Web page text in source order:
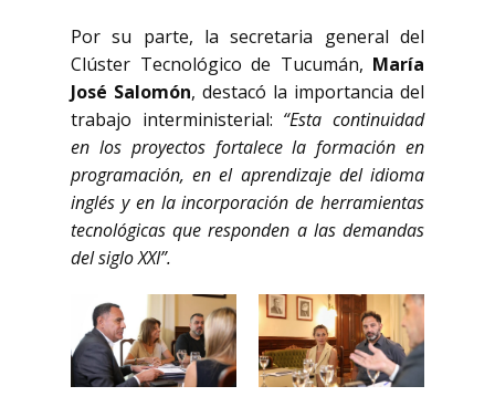
Por su parte, la secretaria general del
Clúster Tecnológico de Tucumán, María
José Salomón, destacó la importancia del
trabajo interministerial: “Esta continuidad
en los proyectos fortalece la formación en
programación, en el aprendizaje del idioma
inglés y en la incorporación de herramientas
tecnológicas que responden a las demandas
del siglo XXI”.